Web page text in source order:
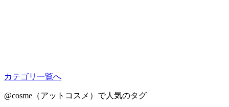
カテゴリ一覧へ
@cosme（アットコスメ）で人気のタグ